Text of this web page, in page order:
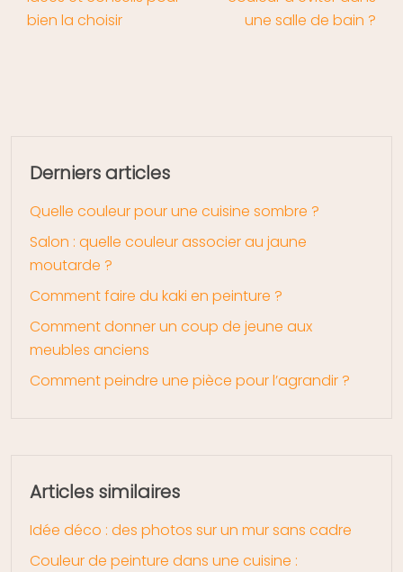
bien la choisir
une salle de bain ?
Derniers articles
Quelle couleur pour une cuisine sombre ?
Salon : quelle couleur associer au jaune
moutarde ?
Comment faire du kaki en peinture ?
Comment donner un coup de jeune aux
meubles anciens
Comment peindre une pièce pour l’agrandir ?
Articles similaires
Idée déco : des photos sur un mur sans cadre
Couleur de peinture dans une cuisine :